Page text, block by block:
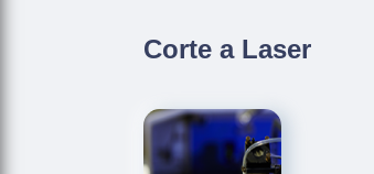
Corte a Laser